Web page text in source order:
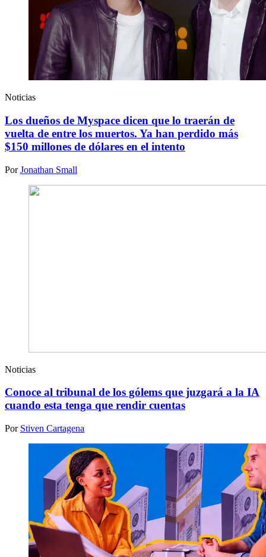
Noticias
Los dueños de Myspace dicen que lo traerán de
vuelta de entre los muertos. Ya han perdido más
$150 millones de dólares en el intento
PorJonathan Small
Noticias
Conoce al tribunal de los gólems que juzgará a la IA
cuando esta tenga que rendir cuentas
Por Stiven Cartagena